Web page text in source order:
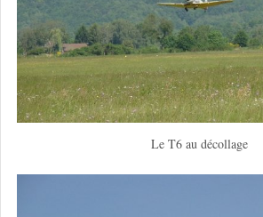
Le T6 au décollage